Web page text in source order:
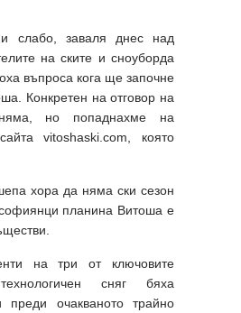
слабо, заваля днес над
на ските и сноуборда
въпроса кога ще започне
Конкретен на отговор на
но попаднахме на
vitoshaski.com, която
хора да няма ски сезон
планина Витоша е
на три от ключовите
сняг бяха
преди очакваното трайно